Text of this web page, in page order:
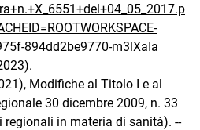
894dd2be9770-m3lXaIa
Modifiche al Titolo I e al
30 dicembre 2009, n. 33
regionali in materia di sanità). --